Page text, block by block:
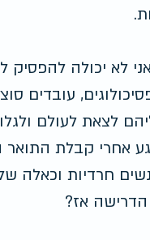
לא יכולה להפסיק
עובדים
לצאת לעולם
אחרי קבלת התואר
חרדיות וכאלה
אז?